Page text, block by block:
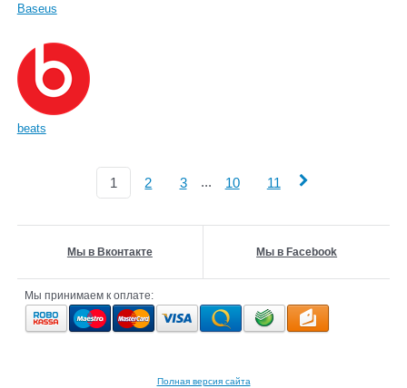
Baseus
beats
1 2 3 ... 10 11
Мы в Вконтакте Мы в Facebook
Мы принимаем к оплате:
Полная версия сайта